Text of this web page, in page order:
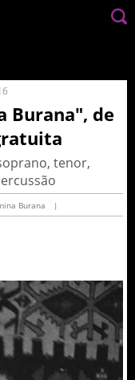
Burana", de
tenor,
Burana |